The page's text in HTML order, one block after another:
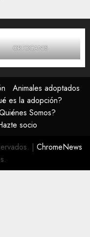
ORTOCANIS
Animales adoptados
es la adopción?
Somos?
socio
| ChromeNews